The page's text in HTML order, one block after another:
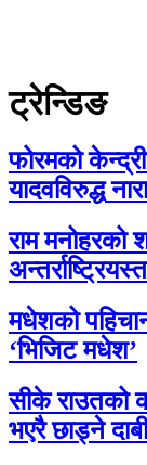
ट्रेन्डिङ
फोरमको
यादवविरुद्ध
राम
मधेशको
‘भिजिट मधेश’
सीके राउतको
भएरै छाड्ने दाबी